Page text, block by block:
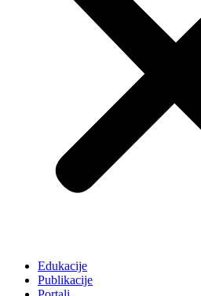
Edukacije
Publikacije